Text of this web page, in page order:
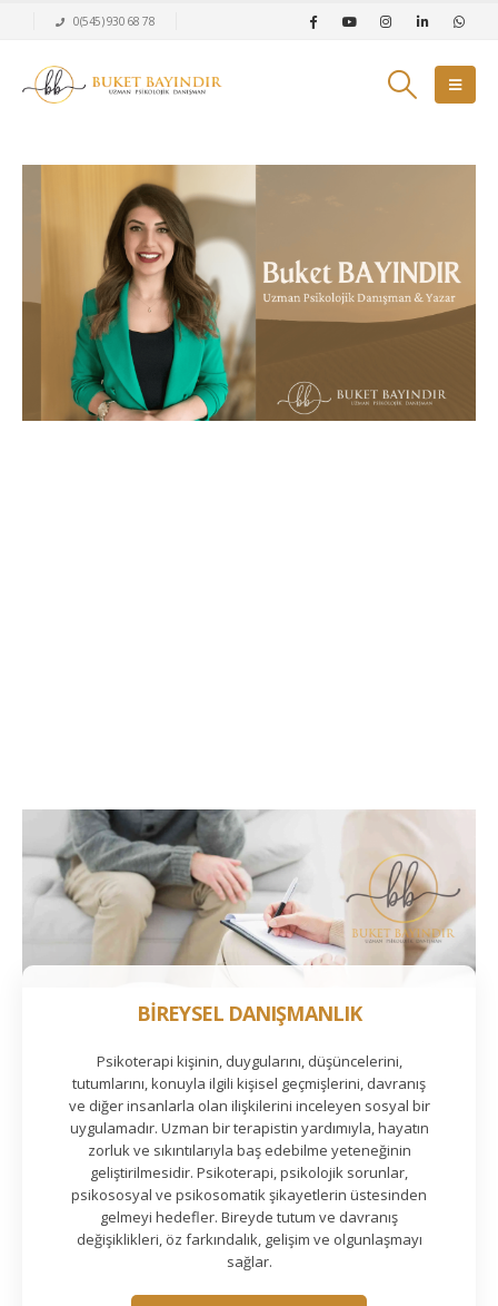
0(545) 930 68 78
BİREYSEL DANIŞMANLIK
Psikoterapi kişinin, duygularını, düşüncelerini,
tutumlarını, konuyla ilgili kişisel geçmişlerini, davranış
ve diğer insanlarla olan ilişkilerini inceleyen sosyal bir
uygulamadır. Uzman bir terapistin yardımıyla, hayatın
zorluk ve sıkıntılarıyla baş edebilme yeteneğinin
geliştirilmesidir. Psikoterapi, psikolojik sorunlar,
psikososyal ve psikosomatik şikayetlerin üstesinden
gelmeyi hedefler. Bireyde tutum ve davranış
değişiklikleri, öz farkındalık, gelişim ve olgunlaşmayı
sağlar.